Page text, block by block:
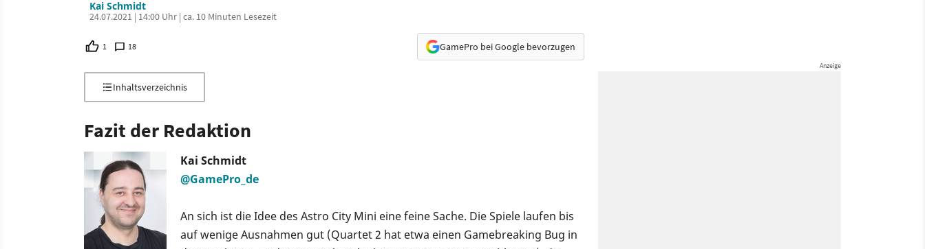
Kai Schmidt
24.07.2021 | 14:00 Uhr | ca. 10 Minuten Lesezeit
1 18 GamePro bei Google bevorzugen
Inhaltsverzeichnis
Fazit der Redaktion
Kai Schmidt
@GamePro_de
An sich ist die Idee des Astro City Mini eine feine Sache. Die Spiele laufen bis
auf wenige Ausnahmen gut (Quartet 2 hat etwa einen Gamebreaking Bug in